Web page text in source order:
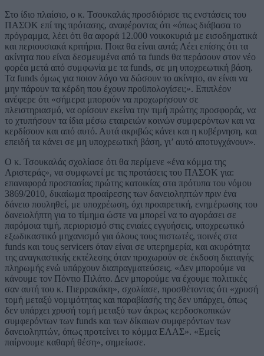
Στο ίδιο πλαίσιο, ο κ. Τσουκαλάς προσδιόρισε τις ενστάσεις του
ΠΑΣΟΚ επί της πρότασης, αναφέροντας ότι «όπως διάβασα το
πρόγραμμα, λέει ότι θα αφορά 12.000 νοικοκυριά με εισοδηματικά
και περιουσιακά κριτήρια. Ποια θα είναι αυτά; Λέει επίσης ότι τα
ακίνητα που είναι δεσμευμένα από τα funds θα περάσουν στον νέο
φορέα μετά από συμφωνία με τα funds, σε μη υποχρεωτική βάση.
Τα funds όμως για ποιον λόγο να δώσουν το ακίνητο, αν είναι να
μην πάρουν τα κέρδη που έχουν προϋπολογίσει;». Επιπλέον
ανέφερε ότι «σήμερα μπορούν να προχωρήσουν σε
πλειστηριασμό, να ορίσουν εκείνα την τιμή πρώτης προσφοράς, να
το χτυπήσουν τα ίδια μέσω εταιρειών κοινών συμφερόντων και να
κερδίσουν και από αυτό. Αυτά ακριβώς κάνει και η κυβέρνηση, και
επειδή τα κάνει σε μη υποχρεωτική βάση, γι’ αυτό αποτυγχάνουν».
Ο κ. Τσουκαλάς σχολίασε ότι θα περίμενε «ένα κόμμα της
Αριστεράς», να συμφωνεί με τις προτάσεις του ΠΑΣΟΚ για:
επαναφορά προστασίας πρώτης κατοικίας στα πρότυπα του νόμου
3869/2010, δικαίωμα προαίρεσης των δανειοληπτών πριν ένα
δάνειο πουληθεί, με υποχρέωση, όχι προαιρετική, ενημέρωσης του
δανειολήπτη για το τίμημα ώστε να μπορεί να το αγοράσει σε
παρόμοια τιμή, περιορισμό στις ενιαίες εγγυήσεις, υποχρεωτικό
εξωδικαστικό μηχανισμό για όλους τους πιστωτές, ποινές στα
funds και τους servicers όταν είναι σε υπερημερία, και ακυρότητα
της αναγκαστικής εκτέλεσης όταν προχωρούν σε έκδοση διαταγής
πληρωμής ενώ υπάρχουν διαπραγματεύσεις. «Δεν μπορούμε να
κάνουμε τον Πόντιο Πιλάτο. Δεν μπορούμε να έχουμε πολιτικές
σαν αυτή του κ. Πιερρακάκη», σχολίασε, προσθέτοντας ότι «χρυσή
τομή μεταξύ νομιμότητας και παραβίασής της δεν υπάρχει, όπως
δεν υπάρχει χρυσή τομή μεταξύ των άκρως κερδοσκοπικών
συμφερόντων των funds και των δίκαιων συμφερόντων των
δανειοληπτών, όπως προτείνει το κόμμα ΕΛΑΣ». «Εμείς
παίρνουμε καθαρή θέση», σημείωσε.